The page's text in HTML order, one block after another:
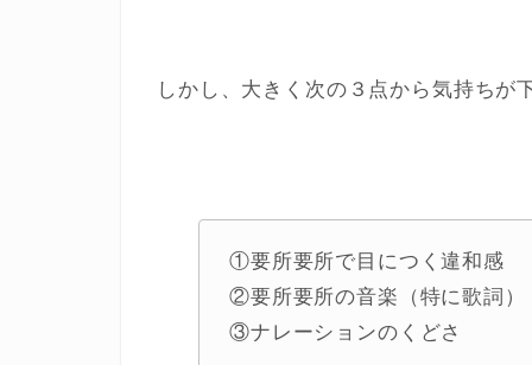
しかし、大きく次の３点から気持ちが
①要所要所で目につく違和感
②要所要所の音楽（特に歌詞）
③ナレーションのくどさ